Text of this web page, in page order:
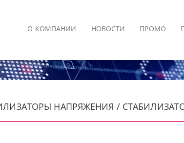
О КОМПАНИИ НОВОСТИ ПРОМО
НАПРЯЖЕНИЯ /